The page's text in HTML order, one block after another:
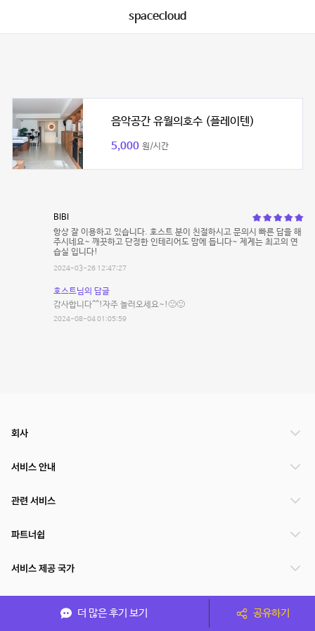
spacecloud
음악공간 유월의호수 (플레이텐)
5,000 원/시간
BIBI
항상 잘 이용하고 있습니다. 호스트 분이 친절하시고 문의시 빠른 답을 해
주시네요~ 깨끗하고 단정한 인테리어도 맘에 듭니다~ 제게는 최고의 연
습실 입니다!
2024-03-26 12:47:27
호스트님의 답글
감사합니다^^!자주 놀러오세요~!🙂🙂
2024-08-04 01:05:59
더 많은 후기 보기 공유하기
회사
서비스 안내
관련 서비스
파트너쉽
서비스 제공 국가
(주)NSPACE 사업자정보